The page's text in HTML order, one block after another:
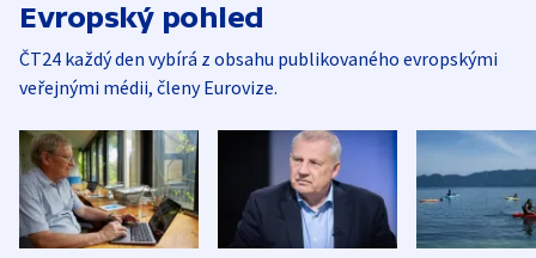
Evropský pohled
ČT24 každý den vybírá z obsahu publikovaného evropskými
veřejnými médii, členy Eurovize.